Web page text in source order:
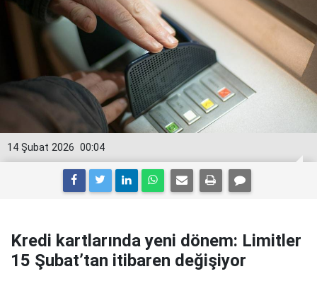
00:04
14 Şubat 2026
Kredi kartlarında yeni dönem: Limitler
15 Şubat’tan itibaren değişiyor